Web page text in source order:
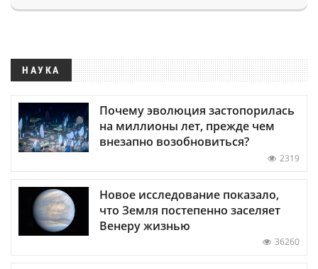
НАУКА
Почему эволюция застопорилась
на миллионы лет, прежде чем
внезапно возобновиться?
2319
Новое исследование показало,
что Земля постепенно заселяет
Венеру жизнью
36260